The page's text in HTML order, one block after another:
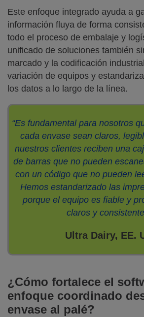
Este enfoque integrado ayuda a
información fluya de forma
todo el proceso de embalaje y
unificado de soluciones también
marcado y la codificación
variación de equipos y
los datos a lo largo de la línea.
“Es fundamental para nosotros
cada envase sean claros,
nuestros clientes reciben una
de barras que no pueden
con un código que no pueden
Hemos estandarizado las
porque el equipo es fiable y
claros y
Ultra Dairy, EE.
¿Cómo fortalece el
enfoque coordinado
envase al palé?